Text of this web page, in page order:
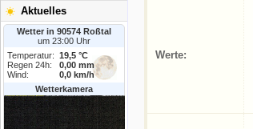
Aktuelles
Wetter in 90574 Roßtal
um 23:00 Uhr
Temperatur:
19,5 °C
Regen 24h:
0,00 mm
Wind:
0,0 km/h
Wetterkamera
Werte: